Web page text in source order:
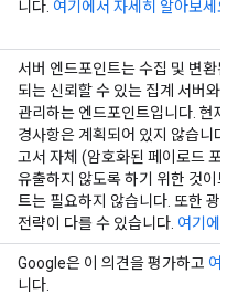
니다. 여기에서 자세히 알아보세요
서버 엔드포인트는 수집 및 변환
되는 신뢰할 수 있는 집계 서버와
관리하는 엔드포인트입니다. 현재
경사항은 계획되어 있지 않습니다
고서 자체 (암호화된 페이로드 포
유출하지 않도록 하기 위한 것이므
트는 필요하지 않습니다. 또한 광
전략이 다를 수 있습니다. 여기에
Google은 이 의견을 평가하고 여
니다.